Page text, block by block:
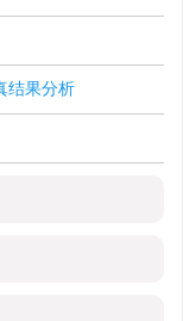
结果分析